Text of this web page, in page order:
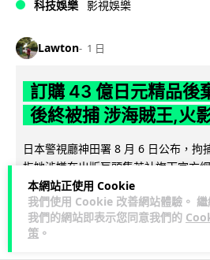
本網站正使用 Cookie
我們使用 Cookie 改善網站體驗。 繼
我們的網站即表示您同意我們的
策 。
科技娛樂 影視娛樂
Lawton 1 日
訂購 43 億日元精品後
後終被捕 涉海賊王,火
日本警視廳神田署 8 月 6 日公布，拘
指她涉嫌在出版巨頭集英社旗下官方
CHARACTERS ST... 閱讀全文
72 9↗ 分享